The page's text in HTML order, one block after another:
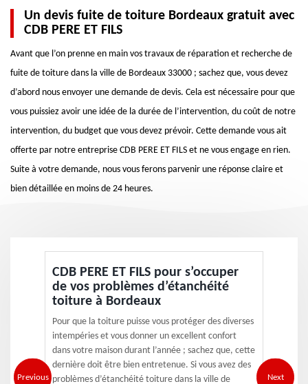
Un devis fuite de toiture Bordeaux gratuit avec
CDB PERE ET FILS
Avant que l’on prenne en main vos travaux de réparation et recherche de
fuite de toiture dans la ville de Bordeaux 33000 ; sachez que, vous devez
d’abord nous envoyer une demande de devis. Cela est nécessaire pour que
vous puissiez avoir une idée de la durée de l’intervention, du coût de notre
intervention, du budget que vous devez prévoir. Cette demande vous ait
offerte par notre entreprise CDB PERE ET FILS et ne vous engage en rien.
Suite à votre demande, nous vous ferons parvenir une réponse claire et
bien détaillée en moins de 24 heures.
Previous
CDB PERE ET FILS pour s’occuper
de vos problèmes d’étanchéité
toiture à Bordeaux
Pour que la toiture puisse vous protéger des diverses
intempéries et vous donner un excellent confort
dans votre maison durant l’année ; sachez que, cette
dernière doit être bien entretenue. Si vous avez des
problèmes d’étanchéité toiture dans la ville de
Next